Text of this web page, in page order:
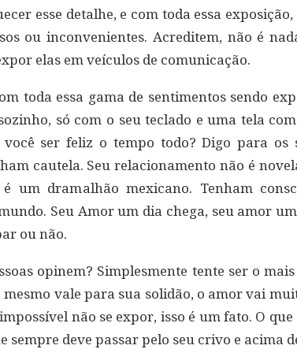
esse detalhe, e com toda essa
ou inconvenientes. Acreditem, não é
elas em veículos de comunicação.
toda essa gama de sentimentos sendo
só com o seu teclado e uma tela
você ser feliz o tempo todo? Digo para os
cautela. Seu relacionamento não é
um dramalhão mexicano. Tenham
Seu Amor um dia chega, seu amor
ou não.
opinem? Simplesmente tente ser o
mesmo vale para sua solidão, o amor vai
não se expor, isso é um fato. O que
sempre deve passar pelo seu crivo e acima